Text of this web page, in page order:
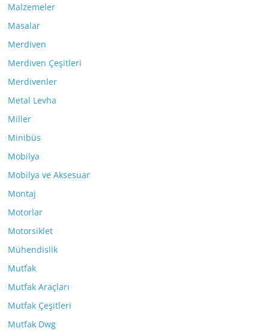
Malzemeler
Masalar
Merdiven
Merdiven Çeşitleri
Merdivenler
Metal Levha
Miller
Minibüs
Mobilya
Mobilya ve Aksesuar
Montaj
Motorlar
Motorsiklet
Mühendislik
Mutfak
Mutfak Araçları
Mutfak Çeşitleri
Mutfak Dwg